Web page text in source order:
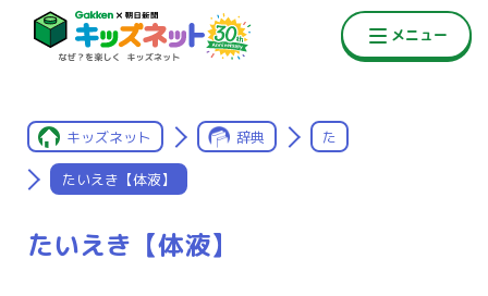
キッズネット 辞典 た
たいえき【体液】
たいえき【体液】